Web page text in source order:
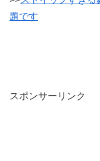
題です
スポンサーリンク